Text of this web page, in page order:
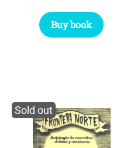
Buy book
Sold out